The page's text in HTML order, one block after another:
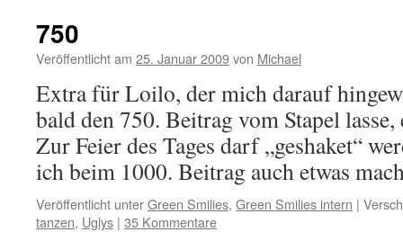
750
Veröffentlicht am 25. Januar 2009von Michael
Extra für Loilo, der mich darauf
bald den 750. Beitrag vom Stapel
Zur Feier des Tages darf „geshaket“
ich beim 1000. Beitrag auch etwas
Veröffentlicht unterGreen Smilies, Green Smilies intern |
tanzen, Uglys | 35 Kommentare